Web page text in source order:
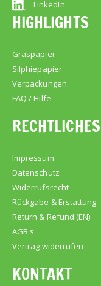
LinkedIn
HIGHLIGHTS
Graspapier
Silphiepapier
Verpackungen
FAQ / Hilfe
RECHTLICHES
Impressum
Datenschutz
Widerrufsrecht
Rückgabe & Erstattung
Return & Refund (EN)
AGB's
Vertrag widerrufen
KONTAKT